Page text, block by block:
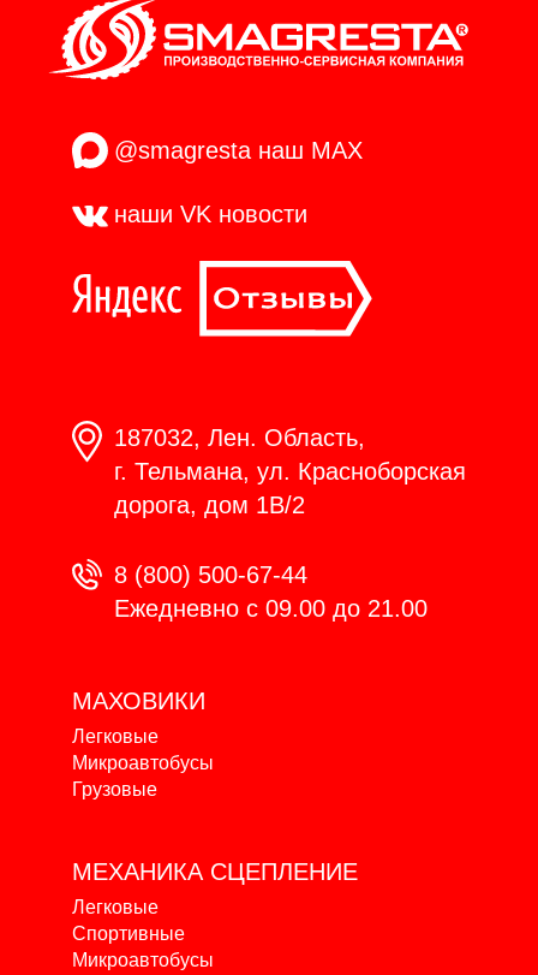
@smagresta наш MAX
наши VK новости
187032, Лен. Область,
г. Тельмана, ул. Красноборская
дорога, дом 1В/2
8 (800) 500-67-44
Ежедневно с 09.00 до 21.00
МАХОВИКИ
Легковые
Микроавтобусы
Грузовые
МЕХАНИКА СЦЕПЛЕНИЕ
Легковые
Спортивные
Микроавтобусы